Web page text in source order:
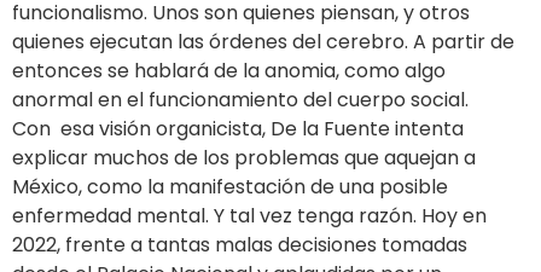
funcionalismo. Unos son quienes piensan, y otros
quienes ejecutan las órdenes del cerebro. A partir de
entonces se hablará de la anomia, como algo
anormal en el funcionamiento del cuerpo social.
Con esa visión organicista, De la Fuente intenta
explicar muchos de los problemas que aquejan a
México, como la manifestación de una posible
enfermedad mental. Y tal vez tenga razón. Hoy en
2022, frente a tantas malas decisiones tomadas